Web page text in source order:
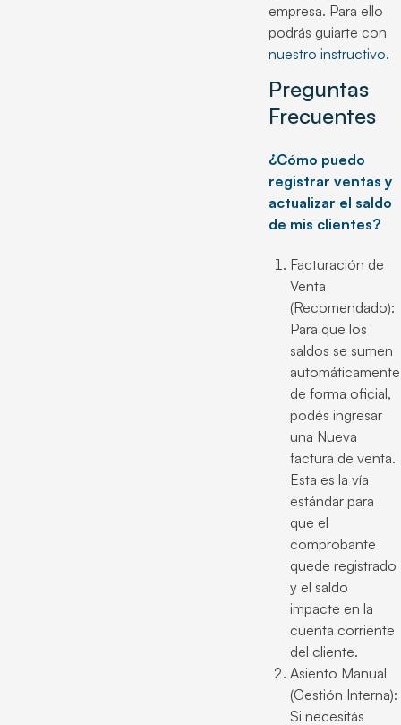
empresa. Para ello
podrás guiarte con
nuestro instructivo.
Preguntas
Frecuentes
¿Cómo puedo
registrar ventas y
actualizar el saldo
de mis clientes?
Facturación de
Venta
(Recomendado):
Para que los
saldos se sumen
automáticamente
de forma oficial,
podés ingresar
una Nueva
factura de venta.
Esta es la vía
estándar para
que el
comprobante
quede registrado
y el saldo
impacte en la
cuenta corriente
del cliente.
Asiento Manual
(Gestión Interna):
Si necesitás